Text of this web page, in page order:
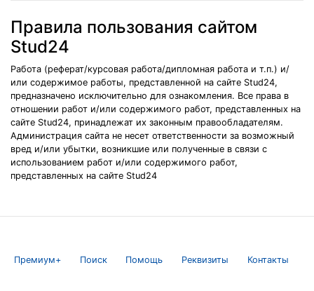
Правила пользования сайтом
Stud24
Работа (реферат/курсовая работа/дипломная работа и т.п.) и/
или содержимое работы, представленной на сайте Stud24,
предназначено исключительно для ознакомления. Все права в
отношении работ и/или содержимого работ, представленных на
сайте Stud24, принадлежат их законным правообладателям.
Администрация сайта не несет ответственности за возможный
вред и/или убытки, возникшие или полученные в связи с
использованием работ и/или содержимого работ,
представленных на сайте Stud24
Премиум+ Поиск Помощь Реквизиты Контакты